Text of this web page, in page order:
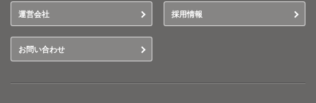
運営会社 採用情報
お問い合わせ